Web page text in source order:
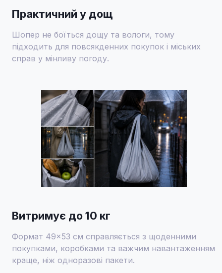
Практичний у дощ
Шопер не боїться дощу та вологи, тому
підходить для повсякденних покупок і міських
справ у мінливу погоду.
Витримує до 10 кг
Формат 49×53 см справляється з щоденними
покупками, коробками та важчим навантаженням
краще, ніж одноразові пакети.